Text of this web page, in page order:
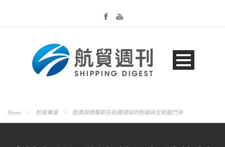
Home > 航貿專論 > 歐美與俄羅斯在航運領域的制裁與反制裁鬥爭